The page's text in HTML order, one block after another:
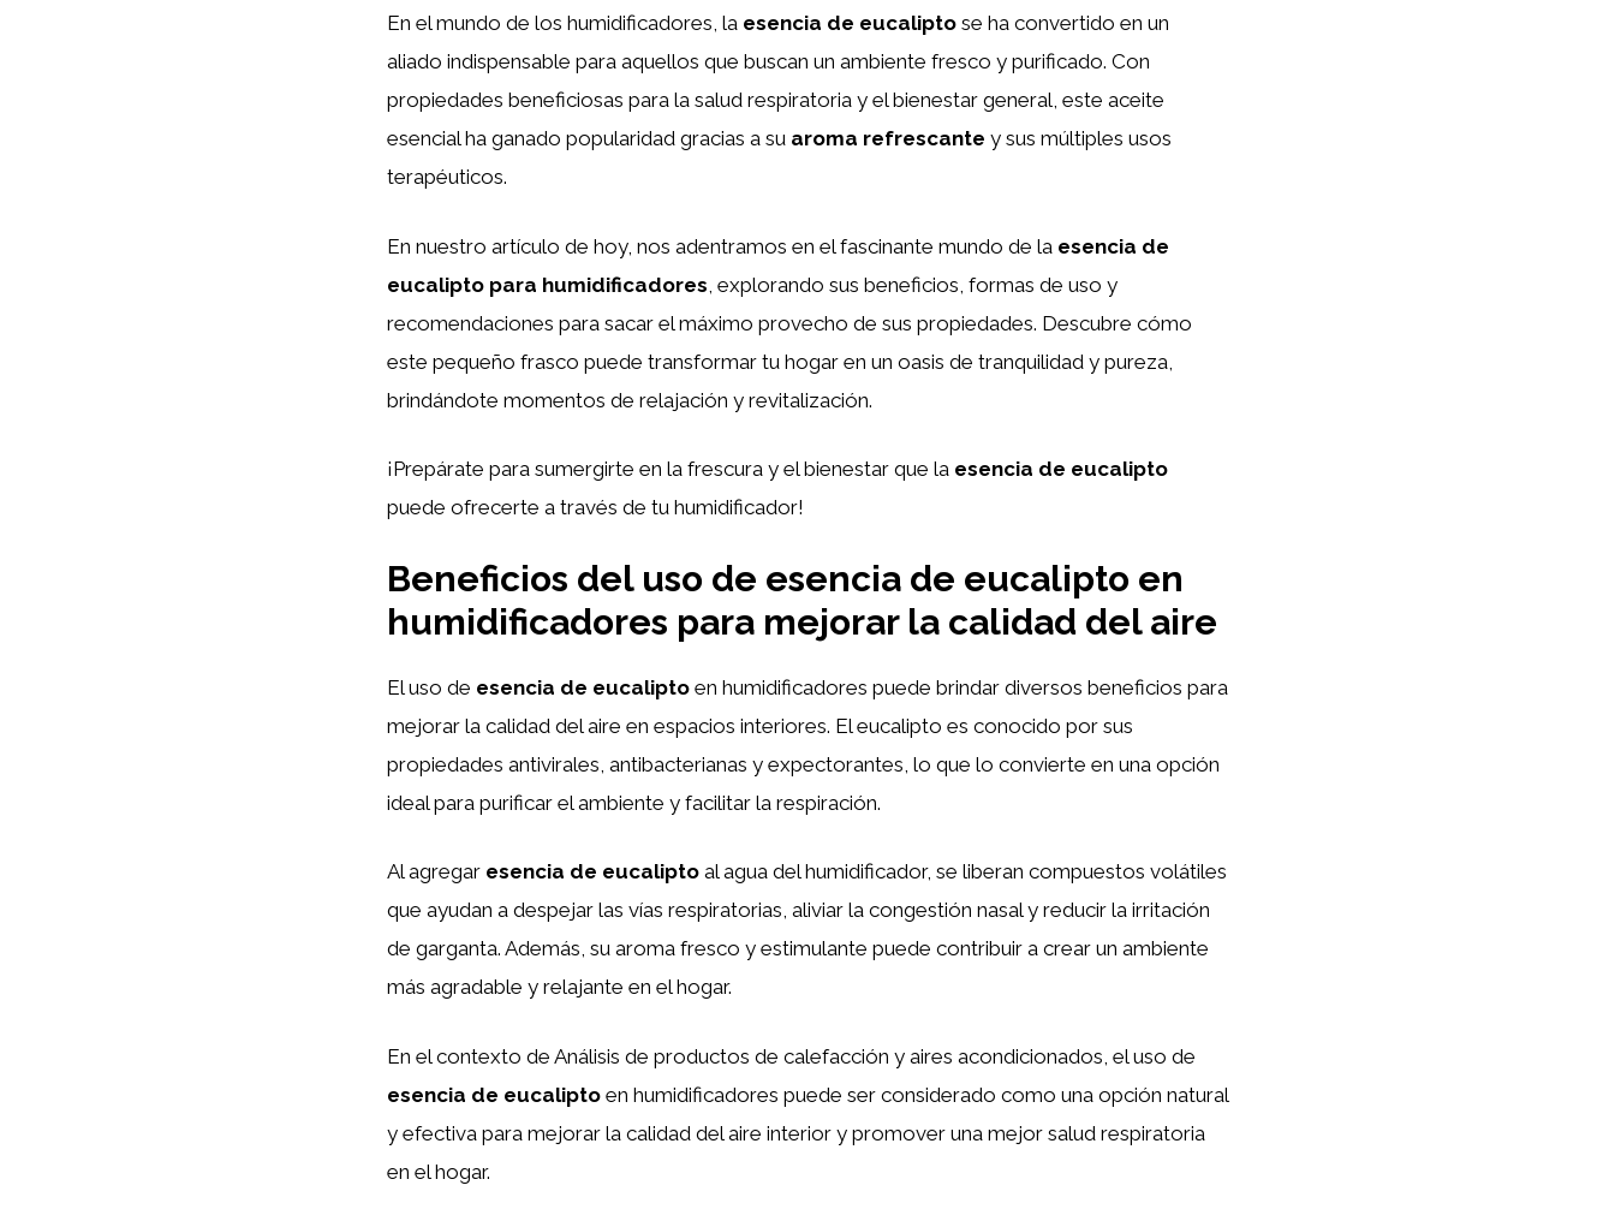
En el mundo de los humidificadores, la esencia de eucalipto se ha convertido en un
aliado indispensable para aquellos que buscan un ambiente fresco y purificado. Con
propiedades beneficiosas para la salud respiratoria y el bienestar general, este aceite
esencial ha ganado popularidad gracias a su aroma refrescante y sus múltiples usos
terapéuticos.
En nuestro artículo de hoy, nos adentramos en el fascinante mundo de la esencia de
eucalipto para humidificadores , explorando sus beneficios, formas de uso y
recomendaciones para sacar el máximo provecho de sus propiedades. Descubre cómo
este pequeño frasco puede transformar tu hogar en un oasis de tranquilidad y pureza,
brindándote momentos de relajación y revitalización.
¡Prepárate para sumergirte en la frescura y el bienestar que la esencia de eucalipto
puede ofrecerte a través de tu humidificador!
Beneficios del uso de esencia de eucalipto en
humidificadores para mejorar la calidad del aire
El uso de esencia de eucalipto en humidificadores puede brindar diversos beneficios para
mejorar la calidad del aire en espacios interiores. El eucalipto es conocido por sus
propiedades antivirales, antibacterianas y expectorantes, lo que lo convierte en una opción
ideal para purificar el ambiente y facilitar la respiración.
Al agregar esencia de eucalipto al agua del humidificador, se liberan compuestos volátiles
que ayudan a despejar las vías respiratorias, aliviar la congestión nasal y reducir la irritación
de garganta. Además, su aroma fresco y estimulante puede contribuir a crear un ambiente
más agradable y relajante en el hogar.
En el contexto de Análisis de productos de calefacción y aires acondicionados, el uso de
esencia de eucalipto en humidificadores puede ser considerado como una opción natural
y efectiva para mejorar la calidad del aire interior y promover una mejor salud respiratoria
en el hogar.